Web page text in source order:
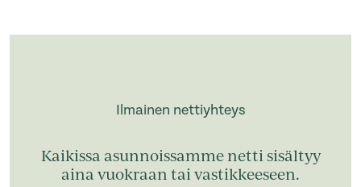
Ilmainen nettiyhteys
Kaikissa asunnoissamme netti sisältyy
aina vuokraan tai vastikkeeseen.